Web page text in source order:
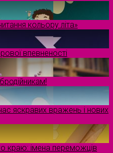
кольору літа»
впевненості
яскравих вражень і нових
краю: імена переможців